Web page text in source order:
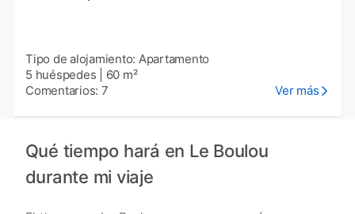
Tipo de alojamiento: Apartamento
5 huéspedes
60 m²
Comentarios: 7
Ver más
Qué tiempo hará en Le Boulou
durante mi viaje